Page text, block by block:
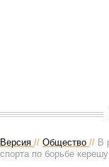
Версия // Общество // В
спорта по борьбе керешу